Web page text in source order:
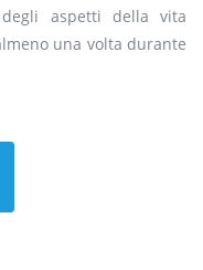
aspetti della vita
una volta durante